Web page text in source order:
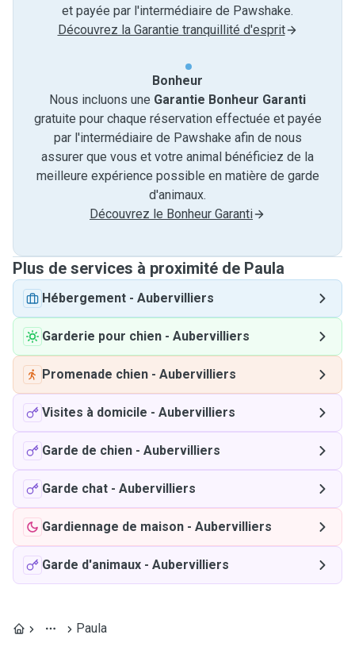
et payée par l'intermédiaire de Pawshake.
Découvrez la Garantie tranquillité d'esprit
Bonheur
Nous incluons une Garantie Bonheur Garanti
gratuite pour chaque réservation effectuée et payée
par l'intermédiaire de Pawshake afin de nous
assurer que vous et votre animal bénéficiez de la
meilleure expérience possible en matière de garde
d'animaux.
Découvrez le Bonheur Garanti
Plus de services à proximité de Paula
Hébergement - Aubervilliers
Garderie pour chien - Aubervilliers
Promenade chien - Aubervilliers
Visites à domicile - Aubervilliers
Garde de chien - Aubervilliers
Garde chat - Aubervilliers
Gardiennage de maison - Aubervilliers
Garde d'animaux - Aubervilliers
Paula